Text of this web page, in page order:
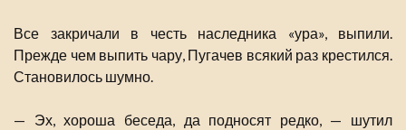
Все закричали в честь наследника «ура», выпили.
Прежде чем выпить чару, Пугачев всякий раз крестился.
Становилось шумно.
— Эх, хороша беседа, да подносят редко, — шутил